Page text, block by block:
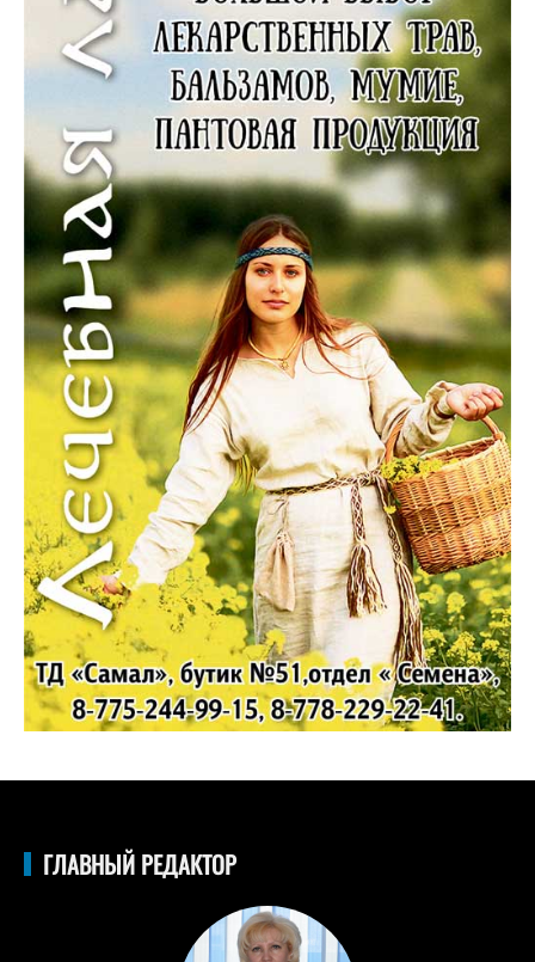
ГЛАВНЫЙ РЕДАКТОР